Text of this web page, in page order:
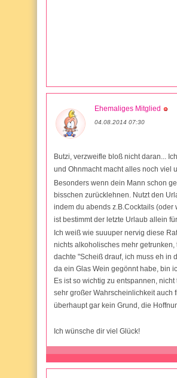
Ehemaliges Mitglied
04.08.2014 07:30
Butzi, verzweifle bloß nicht daran...
und Ohnmacht macht alles noch viel
Besonders wenn dein Mann schon
bisschen zurücklehnen. Nutzt den
indem du abends z.B.Cocktails
ist bestimmt der letzte Urlaub allein
Ich weiß wie suuuper nervig diese
nichts alkoholisches mehr
dachte "Scheiß drauf, ich muss eh in
da ein Glas Wein gegönnt habe, bin
Es ist so wichtig zu entspannen,
sehr großer Wahrscheinlichkeit auch
überhaupt gar kein Grund, die
Ich wünsche dir viel Glück!